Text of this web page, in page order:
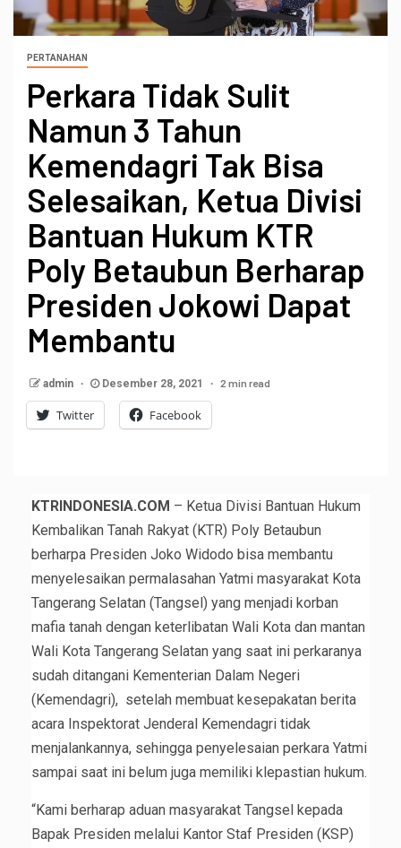
PERTANAHAN
Perkara Tidak Sulit
Namun 3 Tahun
Kemendagri Tak Bisa
Selesaikan, Ketua Divisi
Bantuan Hukum KTR
Poly Betaubun Berharap
Presiden Jokowi Dapat
Membantu
admin Desember 28, 2021 2 min read
Twitter Facebook
KTRINDONESIA.COM – Ketua Divisi Bantuan Hukum
Kembalikan Tanah Rakyat (KTR) Poly Betaubun
berharpa Presiden Joko Widodo bisa membantu
menyelesaikan permalasahan Yatmi masyarakat Kota
Tangerang Selatan (Tangsel) yang menjadi korban
mafia tanah dengan keterlibatan Wali Kota dan mantan
Wali Kota Tangerang Selatan yang saat ini perkaranya
sudah ditangani Kementerian Dalam Negeri
(Kemendagri), setelah membuat kesepakatan berita
acara Inspektorat Jenderal Kemendagri tidak
menjalankannya, sehingga penyelesaian perkara Yatmi
sampai saat ini belum juga memiliki klepastian hukum.
“Kami berharap aduan masyarakat Tangsel kepada
Bapak Presiden melalui Kantor Staf Presiden (KSP)